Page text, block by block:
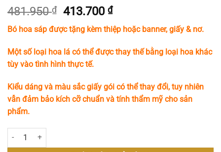
481.950₫
Giá
gốc
là:
481.950 ₫.
413.700₫Giá
hiện
tại
là:
413.700 ₫.
Bó hoa sáp được tặng kèm thiệp hoặc banner, giấy & nơ.
Một số loại hoa lá có thể được thay thế bằng loại hoa khác
tùy vào tình hình thực tế.
Kiểu dáng và màu sắc giấy gói có thể thay đổi, tuy nhiên
vẫn đảm bảo kích cỡ chuẩn và tính thẩm mỹ cho sản
phẩm.
Bó Hoa Tulip Sáp Tượng Trưng Cho Tình Yêu MS32 số lượng